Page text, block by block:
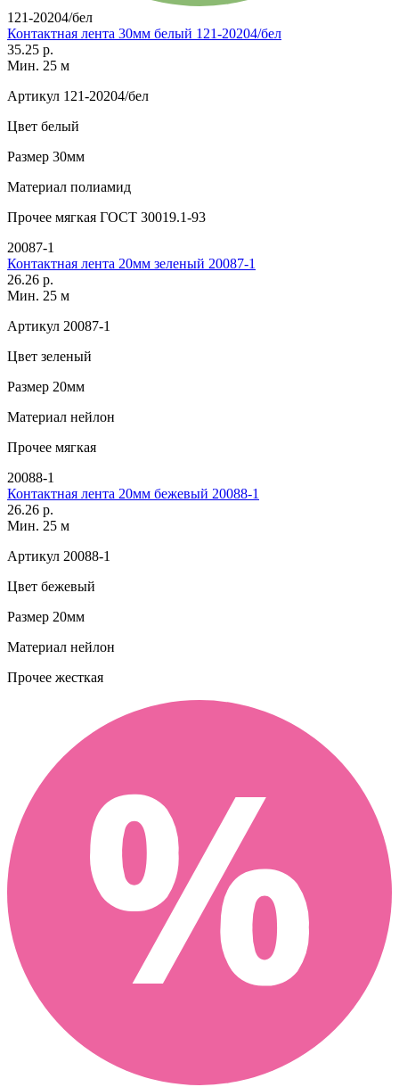
121-20204/бел
Контактная лента 30мм белый 121-20204/бел
35.25 р.
Мин. 25 м
Артикул 121-20204/бел
Цвет белый
Размер 30мм
Материал полиамид
Прочее мягкая ГОСТ 30019.1-93
20087-1
Контактная лента 20мм зеленый 20087-1
26.26 р.
Мин. 25 м
Артикул 20087-1
Цвет зеленый
Размер 20мм
Материал нейлон
Прочее мягкая
20088-1
Контактная лента 20мм бежевый 20088-1
26.26 р.
Мин. 25 м
Артикул 20088-1
Цвет бежевый
Размер 20мм
Материал нейлон
Прочее жесткая